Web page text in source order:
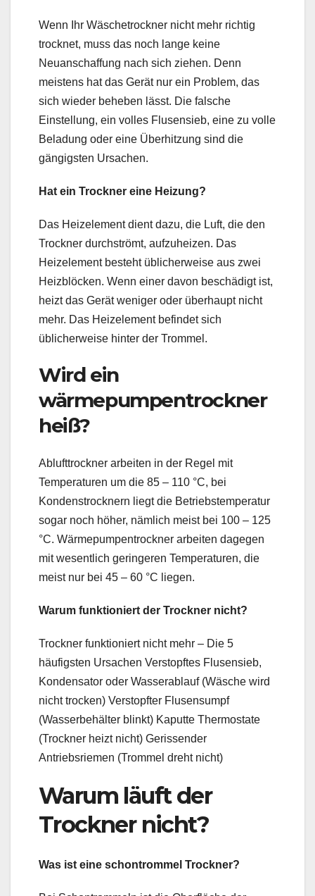
Wenn Ihr Wäschetrockner nicht mehr richtig
trocknet, muss das noch lange keine
Neuanschaffung nach sich ziehen. Denn
meistens hat das Gerät nur ein Problem, das
sich wieder beheben lässt. Die falsche
Einstellung, ein volles Flusensieb, eine zu volle
Beladung oder eine Überhitzung sind die
gängigsten Ursachen.
Hat ein Trockner eine Heizung?
Das Heizelement dient dazu, die Luft, die den
Trockner durchströmt, aufzuheizen. Das
Heizelement besteht üblicherweise aus zwei
Heizblöcken. Wenn einer davon beschädigt ist,
heizt das Gerät weniger oder überhaupt nicht
mehr. Das Heizelement befindet sich
üblicherweise hinter der Trommel.
Wird ein
wärmepumpentrockner
heiß?
Ablufttrockner arbeiten in der Regel mit
Temperaturen um die 85 – 110 °C, bei
Kondenstrocknern liegt die Betriebstemperatur
sogar noch höher, nämlich meist bei 100 – 125
°C. Wärmepumpentrockner arbeiten dagegen
mit wesentlich geringeren Temperaturen, die
meist nur bei 45 – 60 °C liegen.
Warum funktioniert der Trockner nicht?
Trockner funktioniert nicht mehr – Die 5
häufigsten Ursachen Verstopftes Flusensieb,
Kondensator oder Wasserablauf (Wäsche wird
nicht trocken) Verstopfter Flusensumpf
(Wasserbehälter blinkt) Kaputte Thermostate
(Trockner heizt nicht) Gerissender
Antriebsriemen (Trommel dreht nicht)
Warum läuft der
Trockner nicht?
Was ist eine schontrommel Trockner?